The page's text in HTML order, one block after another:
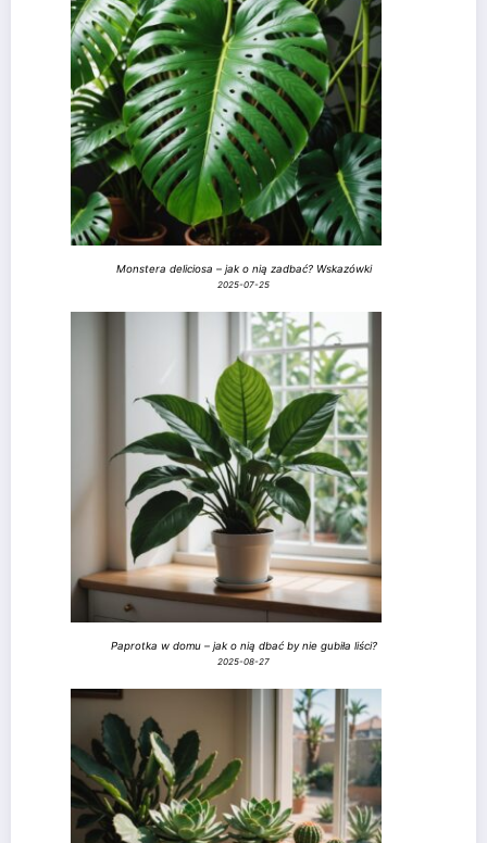
Monstera deliciosa – jak o nią zadbać? Wskazówki
2025-07-25
Paprotka w domu – jak o nią dbać by nie gubiła liści?
2025-08-27